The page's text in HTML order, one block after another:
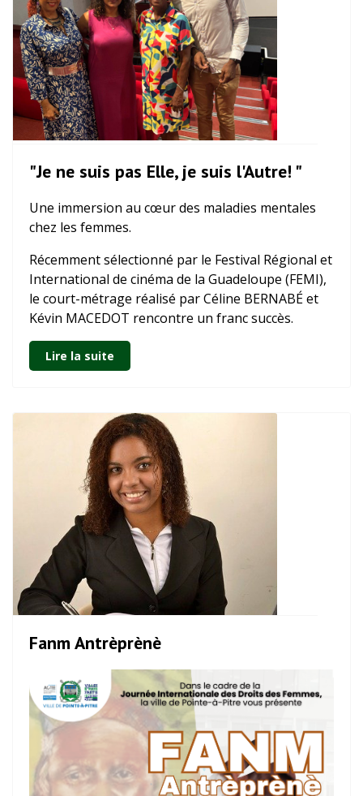
"Je ne suis pas Elle, je suis l'Autre! "
Une immersion au cœur des maladies mentales
chez les femmes.
Récemment sélectionné par le Festival Régional et
International de cinéma de la Guadeloupe (FEMI),
le court-métrage réalisé par Céline BERNABÉ et
Kévin MACEDOT rencontre un franc succès.
Lire la suite
Fanm Antrèprènè